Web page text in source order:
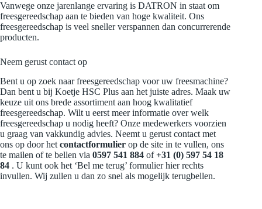
Vanwege onze jarenlange ervaring is DATRON in staat om
freesgereedschap aan te bieden van hoge kwaliteit. Ons
freesgereedschap is veel sneller verspannen dan concurrerende
producten.
Neem gerust contact op
Bent u op zoek naar freesgereedschap voor uw freesmachine?
Dan bent u bij Koetje HSC Plus aan het juiste adres. Maak uw
keuze uit ons brede assortiment aan hoog kwalitatief
freesgereedschap. Wilt u eerst meer informatie over welk
freesgereedschap u nodig heeft? Onze medewerkers voorzien
u graag van vakkundig advies. Neemt u gerust contact met
ons op door het contactformulier op de site in te vullen, ons
te mailen of te bellen via 0597 541 884 of+31 (0) 597 54 18
84 . U kunt ook het ‘Bel me terug’ formulier hier rechts
invullen. Wij zullen u dan zo snel als mogelijk terugbellen.